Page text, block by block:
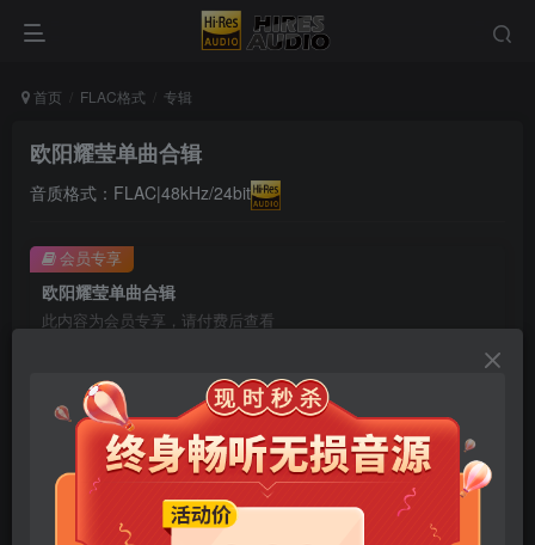
首页 FLAC格式 专辑
欧阳耀莹单曲合辑
音质格式：FLAC|48kHz/24bit
欧阳耀莹单曲合辑
此内容为会员专享，请付费后查看
9.9 ￥99
年卡会员免费 永久会员免费
立即购买
您当前未登录！建议登陆后购买，可保存购买订单
会员专享